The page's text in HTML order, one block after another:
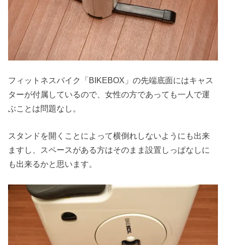
フィットネスバイク「BIKEBOX」の先端底面にはキャス
ターが付属しているので、女性の方であっても一人で運
ぶことは問題なし。
スタンドを開くことによって横倒れしないようにも出来
ますし、スペースがある方はそのまま設置しっぱなしに
も出来るかと思います。